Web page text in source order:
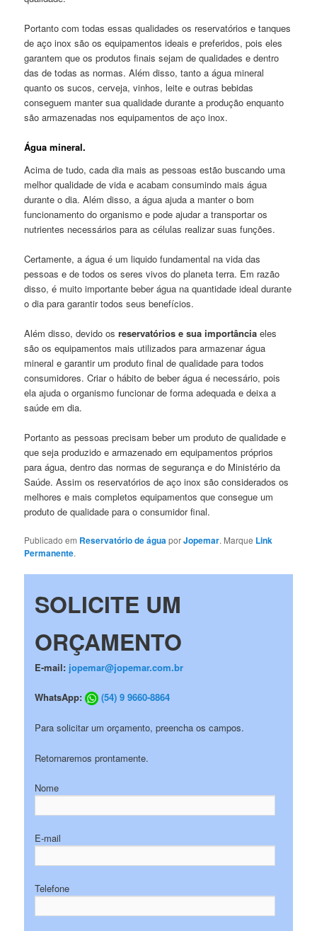
Portanto com todas essas qualidades os reservatórios e tanques
de aço inox são os equipamentos ideais e preferidos, pois eles
garantem que os produtos finais sejam de qualidades e dentro
das de todas as normas. Além disso, tanto a água mineral
quanto os sucos, cerveja, vinhos, leite e outras bebidas
conseguem manter sua qualidade durante a produção enquanto
são armazenadas nos equipamentos de aço inox.
Água mineral.
Acima de tudo, cada dia mais as pessoas estão buscando uma
melhor qualidade de vida e acabam consumindo mais água
durante o dia. Além disso, a água ajuda a manter o bom
funcionamento do organismo e pode ajudar a transportar os
nutrientes necessários para as células realizar suas funções.
Certamente, a água é um liquido fundamental na vida das
pessoas e de todos os seres vivos do planeta terra. Em razão
disso, é muito importante beber água na quantidade ideal durante
o dia para garantir todos seus benefícios.
Além disso, devido osreservatórios e sua importância eles
são os equipamentos mais utilizados para armazenar água
mineral e garantir um produto final de qualidade para todos
consumidores. Criar o hábito de beber água é necessário, pois
ela ajuda o organismo funcionar de forma adequada e deixa a
saúde em dia.
Portanto as pessoas precisam beber um produto de qualidade e
que seja produzido e armazenado em equipamentos próprios
para água, dentro das normas de segurança e do Ministério da
Saúde. Assim os reservatórios de aço inox são considerados os
melhores e mais completos equipamentos que consegue um
produto de qualidade para o consumidor final.
Publicado em Reservatório de águaporJopemar. Marque Link
Permanente.
SOLICITE UM
ORÇAMENTO
E-mail: jopemar@jopemar.com.br
WhatsApp: (54) 9 9660-8864
Para solicitar um orçamento, preencha os campos.
Retornaremos prontamente.
Nome
E-mail
Telefone